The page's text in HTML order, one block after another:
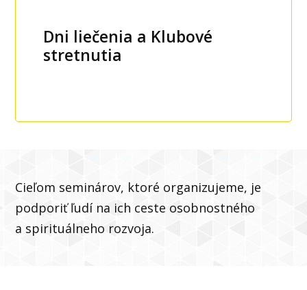
Dni liečenia a Klubové
stretnutia
Cieľom seminárov, ktoré organizujeme, je
podporiť ľudí na ich ceste osobnostného
a spirituálneho rozvoja.